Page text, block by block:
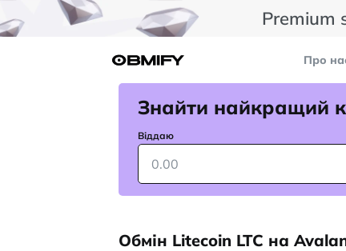
Premium
Про
Знайти найкращий
Віддаю
Обмін Litecoin LTC на